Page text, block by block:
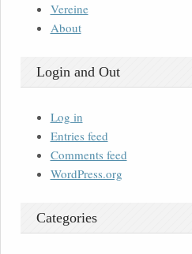
Vereine
About
Login and Out
Log in
Entries feed
Comments feed
WordPress.org
Categories